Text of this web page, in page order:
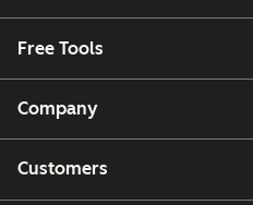
Free Tools
Company
Customers